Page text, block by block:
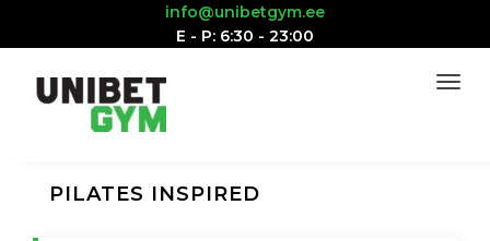
info@unibetgym.ee
E - P: 6:30 - 23:00
PILATES INSPIRED